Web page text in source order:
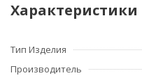
Характеристики
Тип Изделия
Производитель